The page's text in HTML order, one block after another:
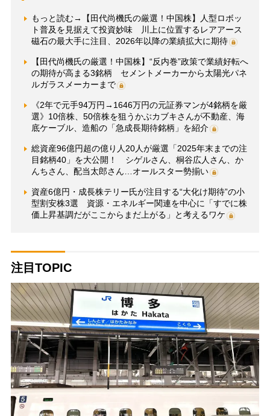
もっと読む→【田代尚機氏の厳選！中国株】人型ロボッ
ト普及を見据えて投資妙味 川上に位置するレアアース
磁石の最大手に注目、2026年以降の業績拡大に期待
【田代尚機氏の厳選！中国株】“反内巻”政策で業績好転へ
の期待が高まる3銘柄 セメントメーカーから太陽光パネ
ルガラスメーカーまで
《2年で元手94万円→1646万円の元証券マンが4銘柄を厳
選》10倍株、50倍株を狙うかぶカブキさんが不動産、海
底ケーブル、造船の「急成長期待銘柄」を紹介
総資産96億円超の億り人20人が厳選「2025年末までの注
目銘柄40」を大公開！ シゲルさん、桐谷広人さん、か
んちさん、配当太郎さん…オールスター勢揃い
資産6億円・成長株テリー氏が注目する“大化け期待”の小
型割安株3選 資源・エネルギー関連を中心に「すでに株
価上昇基調だがここからまだ上がる」と考えるワケ
注目TOPIC